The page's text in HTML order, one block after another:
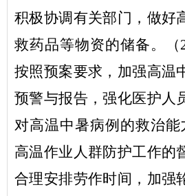
积极协调有关部门，做好
救药品等物资的储备。（
按照预案要求，加强高温
预警与报告，强化医护人
对高温中暑病例的救治能
高温作业人群防护工作的
合理安排劳作时间，加强